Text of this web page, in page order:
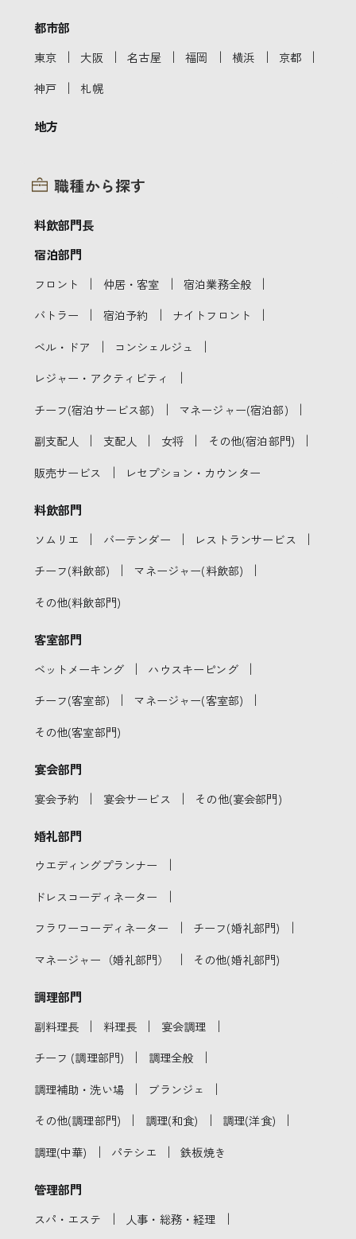
都市部
東京 ｜ 大阪 ｜ 名古屋 ｜ 福岡 ｜ 横浜 ｜ 京都 ｜
神戸 ｜ 札幌
地方
職種から探す
料飲部門長
宿泊部門
フロント ｜ 仲居・客室 ｜ 宿泊業務全般 ｜
バトラー ｜ 宿泊予約 ｜ ナイトフロント ｜
ベル・ドア ｜ コンシェルジュ ｜
レジャー・アクティビティ ｜
チーフ(宿泊サービス部) ｜ マネージャー(宿泊部) ｜
副支配人 ｜ 支配人 ｜ 女将 ｜ その他(宿泊部門) ｜
販売サービス ｜ レセプション・カウンター
料飲部門
ソムリエ ｜ バーテンダー ｜ レストランサービス ｜
チーフ(料飲部) ｜ マネージャー(料飲部) ｜
その他(料飲部門)
客室部門
ベットメーキング ｜ ハウスキーピング ｜
チーフ(客室部) ｜ マネージャー(客室部) ｜
その他(客室部門)
宴会部門
宴会予約 ｜ 宴会サービス ｜ その他(宴会部門)
婚礼部門
ウエディングプランナー ｜
ドレスコーディネーター ｜
フラワーコーディネーター ｜ チーフ(婚礼部門) ｜
マネージャー（婚礼部門） ｜ その他(婚礼部門)
調理部門
副料理長 ｜ 料理長 ｜ 宴会調理 ｜
チーフ (調理部門) ｜ 調理全般 ｜
調理補助・洗い場 ｜ ブランジェ ｜
その他(調理部門) ｜ 調理(和食) ｜ 調理(洋食) ｜
調理(中華) ｜ パテシエ ｜ 鉄板焼き
管理部門
スパ・エステ ｜ 人事・総務・経理 ｜